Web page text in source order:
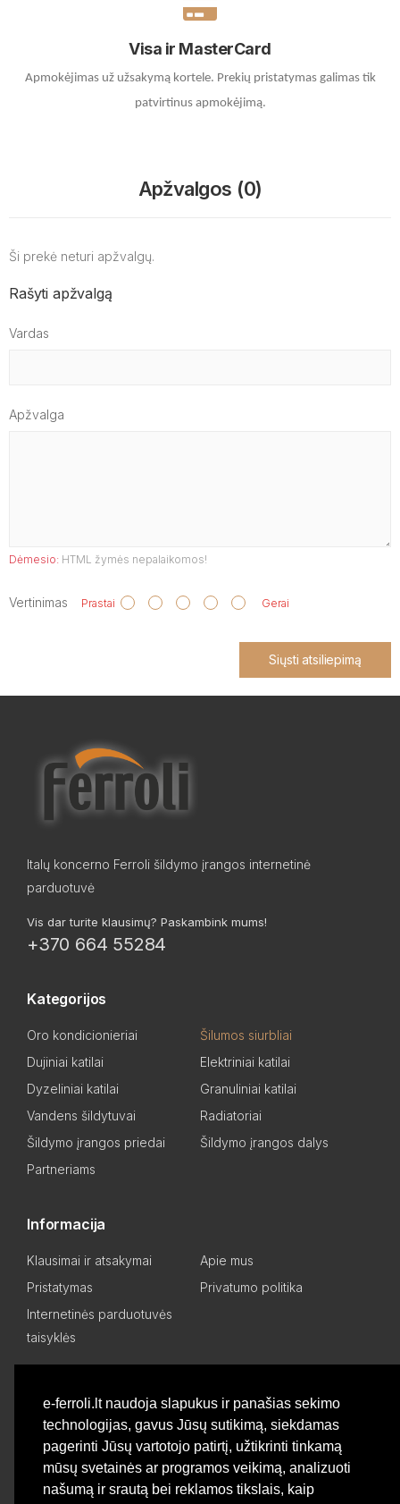
e-ferroli.lt naudoja slapukus ir panašias sekimo
technologijas, gavus Jūsų sutikimą, siekdamas
pagerinti Jūsų vartotojo patirtį, užtikrinti tinkamą
mūsų svetainės ar programos veikimą, analizuoti
našumą ir srautą bei reklamos tikslais, kaip
Visa ir MasterCard
Apmokėjimas už užsakymą kortele. Prekių pristatymas galimas tik
patvirtinus apmokėjimą.
Apžvalgos (0)
Ši prekė neturi apžvalgų.
Rašyti apžvalgą
Vardas
Apžvalga
Dėmesio: HTML žymės nepalaikomos!
Vertinimas Prastai Gerai
Siųsti atsiliepimą
Italų koncerno Ferroli šildymo įrangos internetinė
parduotuvė
Vis dar turite klausimų? Paskambink mums!
+370 664 55284
Kategorijos
Oro kondicionieriai
Šilumos siurbliai
Dujiniai katilai
Elektriniai katilai
Dyzeliniai katilai
Granuliniai katilai
Vandens šildytuvai
Radiatoriai
Šildymo įrangos priedai
Šildymo įrangos dalys
Partneriams
Informacija
Klausimai ir atsakymai
Apie mus
Pristatymas
Privatumo politika
Internetinės parduotuvės
taisyklės
Asmeninis kabinetas
Pageidavimų sąrašas
Palyginti produktus
Basket